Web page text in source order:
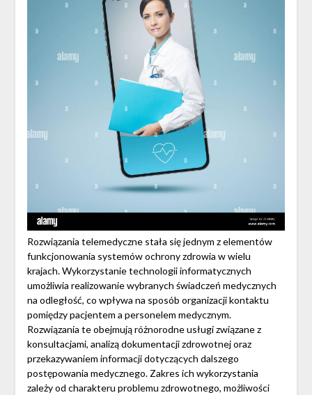
Rozwiązania telemedyczne stała się jednym z elementów
funkcjonowania systemów ochrony zdrowia w wielu
krajach. Wykorzystanie technologii informatycznych
umożliwia realizowanie wybranych świadczeń medycznych
na odległość, co wpływa na sposób organizacji kontaktu
pomiędzy pacjentem a personelem medycznym.
Rozwiązania te obejmują różnorodne usługi związane z
konsultacjami, analizą dokumentacji zdrowotnej oraz
przekazywaniem informacji dotyczących dalszego
postępowania medycznego. Zakres ich wykorzystania
zależy od charakteru problemu zdrowotnego, możliwości